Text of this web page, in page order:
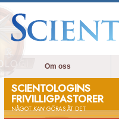
Om oss
SCIENTOLOGINS
FRIVILLIGPASTORER
NÅGOTKANGÖRAS ÅT DET